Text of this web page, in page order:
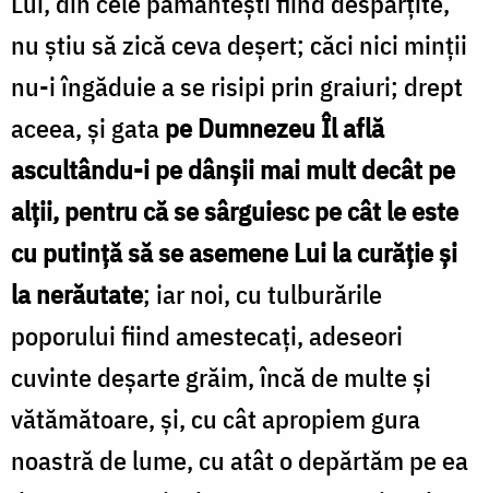
nu știu să zică ceva deșert; căci nici minții
nu-i îngăduie a se risipi prin graiuri; drept
aceea, și gatape Dumnezeu Îl află
ascultându-i pe dânșii mai mult decât pe
alții, pentru că se sârguiesc pe cât le este
cu putință să se asemene Lui la curăție și
la nerăutate; iar noi, cu tulburările
poporului fiind amestecați, adeseori
cuvinte deșarte grăim, încă de multe și
vătămătoa­re, și, cu cât apropiem gura
noastră de lume, cu atât o depărtăm pe ea